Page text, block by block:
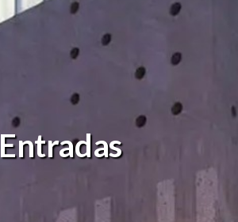
Atención a investigadores
Archivo
Conservación
Documentación
Red de colecciones
Estudios de público
Prensa
Entradas